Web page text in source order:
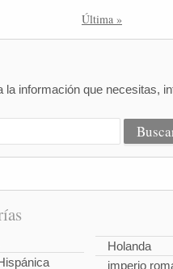
Última »
la información que necesitas,
Holanda
imperio